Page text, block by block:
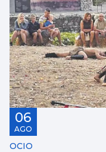
06
AGO
OCIO